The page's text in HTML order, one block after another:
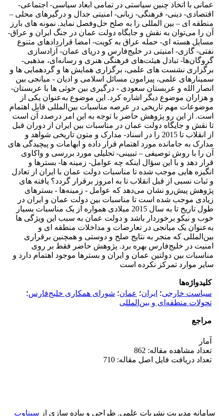
عمانی با اتخاذ چنین سیاستی در تمامی ابعاد سیاسی- اجتماعی-
اقتصادی- دینی- فرهنگی- زبانی- امنیتی جدال و درگیرهای محلی –
منطقه ­ای – بین­ المللی را به صلح حل‌وفصل نماید. نمونه­ های بارز
آن را می‌توان به نقش و جایگاه دولت عمان در جنگ ایران و عراق-
مسایل هسته ­ای- حمله عراق به کویت- امضا قراردادهای متنوع
نفتی- گازی- امنیتی در خلیج‌فارس و دریای عمان- آزادسازی
گروگان‌ها- تبادل هیئت‌های فرهنگی هنری و رسانه‌ای، مذهبی-
برگزاری نشست ­های علمی، برگزاری همایش ­ها و گردهمایی ­ها و
سمینارهای علمی، پیرامون مسائل اسلامی و ادیان - میانجی بین
انصار الله و عربستان سعودی - درگیری بین حوثی­ ها با عربستان-
و هزاران موضوع دیگر اشاره کرد. این موضوع به‌عنوان یکی از
موضوعات مهم تاریخی در عرصه مناسبات بین‌المللی قابل اهتمام
است. از این رو پژوهش حاضر با توجه به این امر درصدد آن است
تا نقش و جایگاه دولت عمان در مناسبات بین ایران از دوران قبل
از انقلاب تا 2015 را در اسناد- مدارک و متون تاریخی شواهد و
مدارک به جامانده مورد اهتمام قرار داده و ابهامات و پیچیدگی­ های
آن را با روش توصیفی – تبیینی- تحلیلی مورد بررسی و واکاوی
قرار دهد و با این سؤال اینکه چه عوامل- زمینه ­ها- بسترها و
انگیزه­ هایی موجب شده تا مناسبات دولت عمان با ایران از تعادل
و ثبات نسبی از قبل انقلاب تا به امروز برقرار گردد؟ یافته­ های
پژوهش پیش‌رو نشان می‌دهد که عوامل - زمینه‌ها - بسترهای
زیادی موجب شده است تا مناسبات بین دولت عمان و ایران در
طول تاریخ تا به سال 2015 میلادی همواره از یک مناسبات بسیار
خوب و نیکو برخوردار باشد و دولت عمان به سبب این ویژگی­ ها
به‌عنوان یک میانجی‌ در تعارضات و مداخلات منطقه­ ای و
بین‌المللی که منجر به نتایج صلح و دوستی و همچنین برقراری
امنیت در خلیج‌فارس بهره برد. پژوهش حاضر فقط بر روی
مناسبات بین دولتین عمان و ایران و بسترها موجود اهتمام دارد و
سایر موارد تمرکز نکرده است
کلیدواژه‌ها
سیاست خارجی؛ ایران؛ عمان؛ شورای همکاری خلیج‌فارس؛
تحولات منطقه‌ای و بین‌المللی
مراجع
آمار
تعداد مشاهده مقاله: 862
تعداد دریافت فایل اصل مقاله: 710
سامانه مدیریت نشریات علمی. طراحی و پیاده سازی از سیناوب